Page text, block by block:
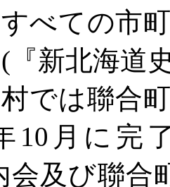
べての市
『新北海道
では聯合
10月に完
会及び聯合